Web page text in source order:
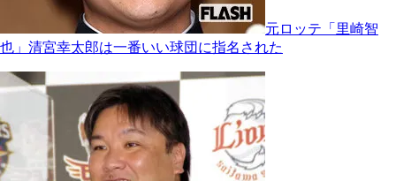
元ロッテ「里崎智
也」清宮幸太郎は一番いい球団に指名された